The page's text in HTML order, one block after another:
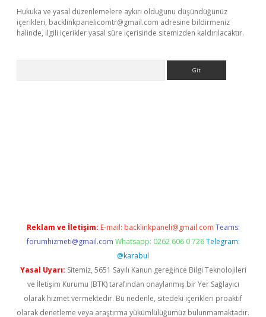
Hukuka ve yasal düzenlemelere aykırı olduğunu düşündüğünüz
içerikleri, backlinkpanelicomtr@gmail.com adresine bildirmeniz
halinde, ilgili içerikler yasal süre içerisinde sitemizden kaldırılacaktır.
Reklam ve İletişim: E-mail: backlinkpaneli@gmail.com Teams:
forumhizmeti@gmail.com Whatsapp: 0262 606 0 726 Telegram:
@karabul
Yasal Uyarı: Sitemiz, 5651 Sayılı Kanun gereğince Bilgi Teknolojileri
ve İletişim Kurumu (BTK) tarafından onaylanmış bir Yer Sağlayıcı
olarak hizmet vermektedir. Bu nedenle, sitedeki içerikleri proaktif
olarak denetleme veya araştırma yükümlülüğümüz bulunmamaktadır.